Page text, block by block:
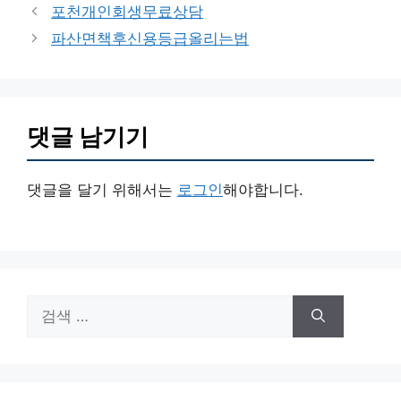
리
포천개인회생무료상담
파산면책후신용등급올리는법
댓글 남기기
댓글을 달기 위해서는 로그인해야합니다.
색: